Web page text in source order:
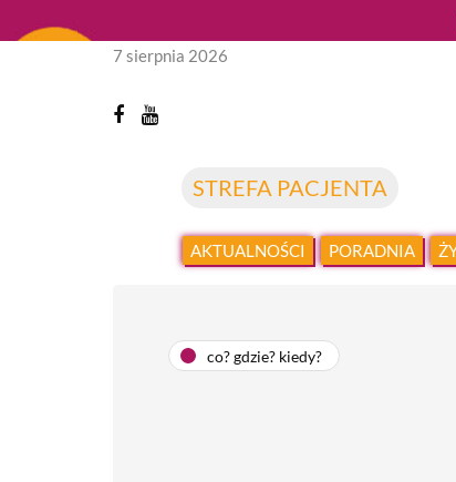
STREFA PACJENTA
7 sierpnia 2026
AKTUALNOŚCI PORADNIA
co? gdzie? kiedy?